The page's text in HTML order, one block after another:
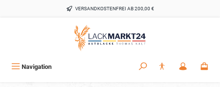
VERSANDKOSTENFREI AB 200,00 €
Navigation